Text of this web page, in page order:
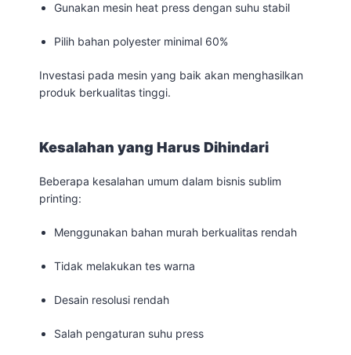
Gunakan mesin heat press dengan suhu stabil
Pilih bahan polyester minimal 60%
Investasi pada mesin yang baik akan menghasilkan
produk berkualitas tinggi.
Kesalahan yang Harus Dihindari
Beberapa kesalahan umum dalam bisnis sublim
printing:
Menggunakan bahan murah berkualitas rendah
Tidak melakukan tes warna
Desain resolusi rendah
Salah pengaturan suhu press